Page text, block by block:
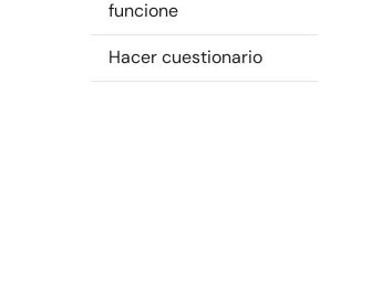
funcione
Hacer cuestionario